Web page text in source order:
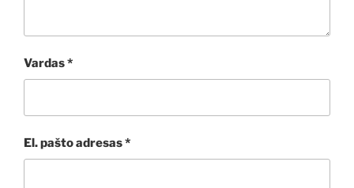
Vardas*
El. pašto adresas*